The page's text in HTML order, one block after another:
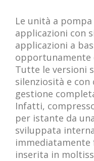
Le unità a
applicazioni con
applicazioni a
opportunamente
Tutte le versioni
silenziosità e
gestione
Infatti,
per istante da
sviluppata
immediatamente
inserita in